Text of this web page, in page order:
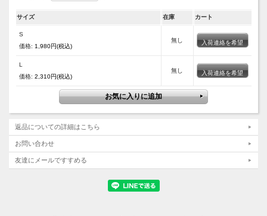
サイズ 在庫 カート
S
価格: 1,980円(税込)
無し 入荷連絡を希望
L
価格: 2,310円(税込)
無し 入荷連絡を希望
返品についての詳細はこちら
お問い合わせ
友達にメールですすめる